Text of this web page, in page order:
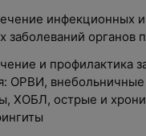
инфекционных и
заболеваний органов
и профилактика
ОРВИ,
ХОБЛ, острые и